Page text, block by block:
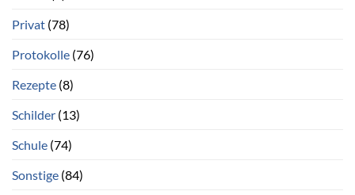
Privat (78)
Protokolle (76)
Rezepte (8)
Schilder (13)
Schule (74)
Sonstige (84)